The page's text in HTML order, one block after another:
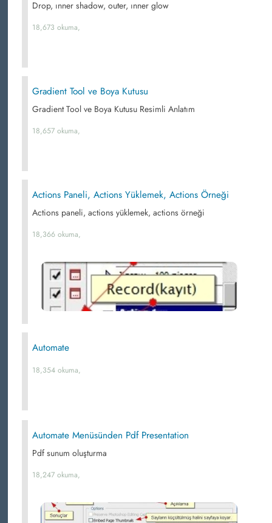
Drop, ınner shadow, outer, ınner glow
18,673 okuma,
Gradient Tool ve Boya Kutusu
Gradient Tool ve Boya Kutusu Resimli Anlatım
18,657 okuma,
Actions Paneli, Actions Yüklemek, Actions Örneği
Actions paneli, actions yüklemek, actions örneği
18,366 okuma,
Automate
18,354 okuma,
Automate Menüsünden Pdf Presentation
Pdf sunum oluşturma
18,247 okuma,